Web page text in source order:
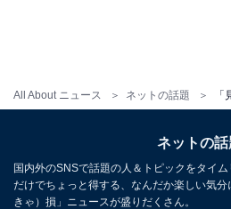
All About ニュース ネットの話題
ネットの話
国内外のSNSで話題の人＆トピックをタイ
だけでちょっと得する、なんだか楽しい気
きゃ）損」ニュースが盛りだくさん。